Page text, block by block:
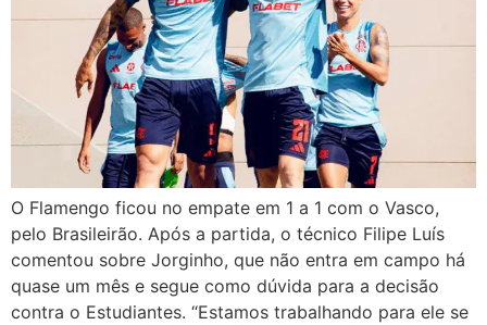
O Flamengo ficou no empate em 1 a 1 com o Vasco,
pelo Brasileirão. Após a partida, o técnico Filipe Luís
comentou sobre Jorginho, que não entra em campo há
quase um mês e segue como dúvida para a decisão
contra o Estudiantes. “Estamos trabalhando para ele se